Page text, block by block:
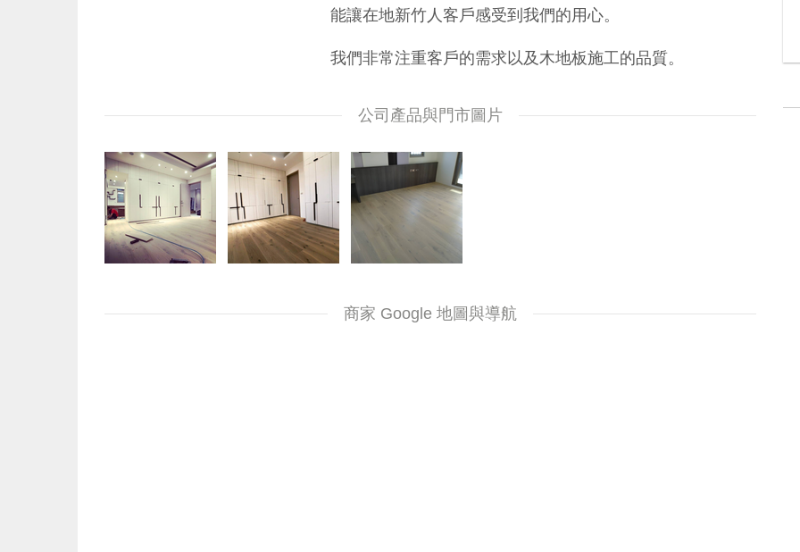
能讓在地新竹人客戶感受到我們的用心。
我們非常注重客戶的需求以及木地板施工的品質。
公司產品與門市圖片
商家 Google 地圖與導航